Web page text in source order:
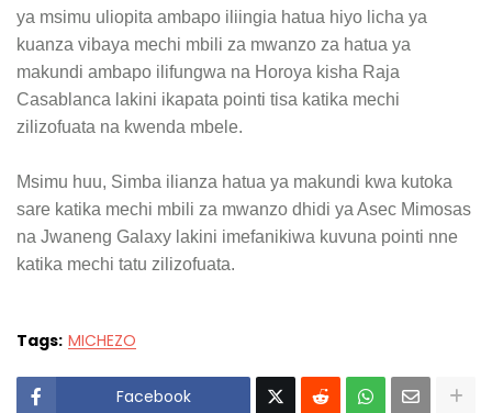
ya msimu uliopita ambapo iliingia hatua hiyo licha ya
kuanza vibaya mechi mbili za mwanzo za hatua ya
makundi ambapo ilifungwa na Horoya kisha Raja
Casablanca lakini ikapata pointi tisa katika mechi
zilizofuata na kwenda mbele.
Msimu huu, Simba ilianza hatua ya makundi kwa kutoka
sare katika mechi mbili za mwanzo dhidi ya Asec Mimosas
na Jwaneng Galaxy lakini imefanikiwa kuvuna pointi nne
katika mechi tatu zilizofuata.
Tags: MICHEZO
Facebook